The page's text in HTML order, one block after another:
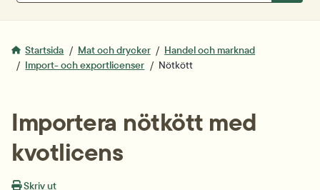
Startsida Mat och drycker
Handel och marknad
Import- och exportlicenser
Nötkött
Importera nötkött med
kvotlicens
Skriv ut